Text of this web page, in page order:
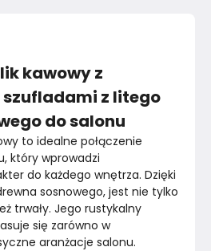
Złożony
kawowy z
z litego
do salonu
to idealne połączenie
który wprowadzi
do każdego wnętrza. Dzięki
sosnowego, jest nie tylko
trwały. Jego rustykalny
się zarówno w
aranżacje salonu.